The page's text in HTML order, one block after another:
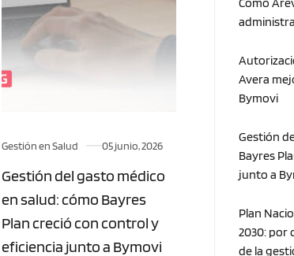
Gestión en Salud 05 junio, 2026
Gestión del gasto médico
en salud: cómo Bayres
Plan creció con control y
eficiencia junto a Bymovi
Avera
Bymovi
Gestión
Bayres
junto a
Plan
2030: por
de la